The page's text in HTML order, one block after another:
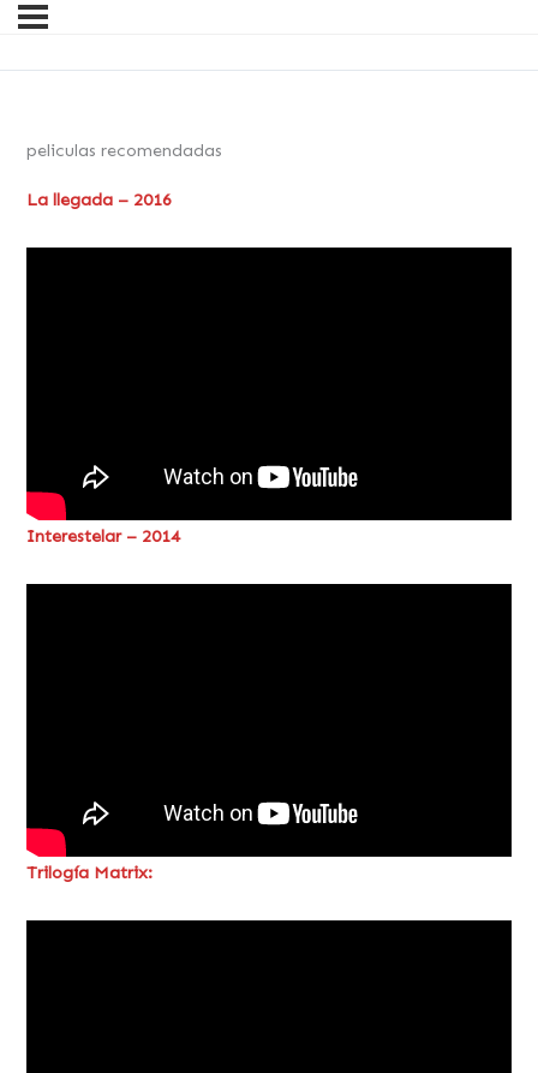
peliculas recomendadas
La llegada – 2016
Interestelar – 2014
Trilogía Matrix: